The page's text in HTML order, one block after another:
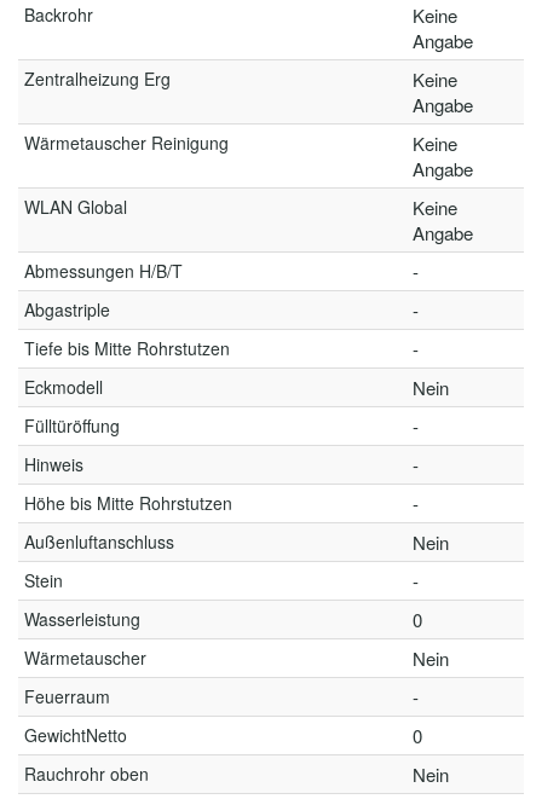
Backrohr
Keine
Angabe
Zentralheizung Erg
Keine
Angabe
Wärmetauscher Reinigung
Keine
Angabe
WLAN Global
Keine
Angabe
Abmessungen H/B/T -
Abgastriple -
Tiefe bis Mitte Rohrstutzen -
Eckmodell Nein
Fülltüröffung -
Hinweis -
Höhe bis Mitte Rohrstutzen -
Außenluftanschluss Nein
Stein -
Wasserleistung 0
Wärmetauscher Nein
Feuerraum -
GewichtNetto 0
Rauchrohr oben Nein